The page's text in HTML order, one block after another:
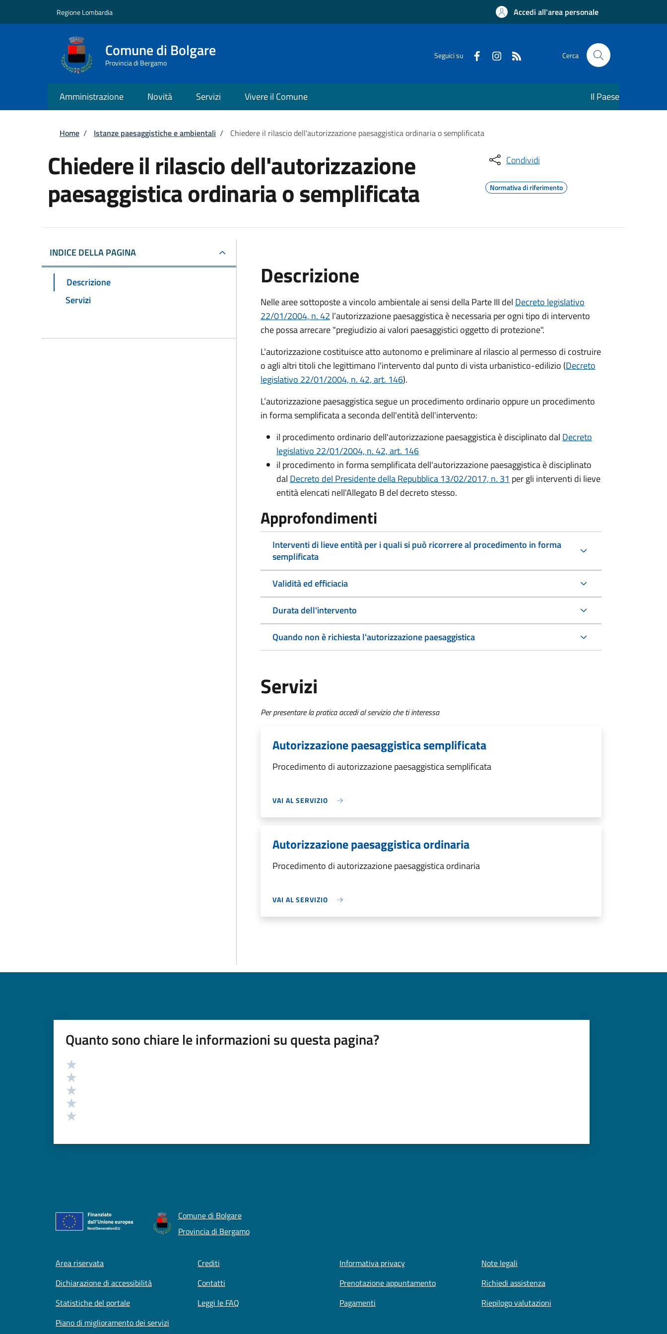
Regione Lombardia Accedi all'area personale
Comune di Bolgare
Provincia di Bergamo
Seguici su Cerca
Amministrazione Novità Servizi Vivere il Comune Il Paese
Briciole di pane
Home / Istanze paesaggistiche e ambientali / Chiedere il rilascio dell'autorizzazione paesaggistica ordinaria o semplificata
Chiedere il rilascio dell'autorizzazione
paesaggistica ordinaria o semplificata
Condividi
Normativa di riferimento
INDICE DELLA PAGINA
Descrizione
Servizi
Descrizione
Nelle aree sottoposte a vincolo ambientale ai sensi della Parte III del Decreto legislativo
22/01/2004, n. 42 l’autorizzazione paesaggistica è necessaria per ogni tipo di intervento
che possa arrecare "pregiudizio ai valori paesaggistici oggetto di protezione".
L'autorizzazione costituisce atto autonomo e preliminare al rilascio al permesso di costruire
o agli altri titoli che legittimano l'intervento dal punto di vista urbanistico-edilizio (Decreto
legislativo 22/01/2004, n. 42, art. 146).
L’autorizzazione paesaggistica segue un procedimento ordinario oppure un procedimento
in forma semplificata a seconda dell'entità dell'intervento:
il procedimento ordinario dell'autorizzazione paesaggistica è disciplinato dal Decreto
legislativo 22/01/2004, n. 42, art. 146
il procedimento in forma semplificata dell'autorizzazione paesaggistica è disciplinato
dal Decreto del Presidente della Repubblica 13/02/2017, n. 31 per gli interventi di lieve
entità elencati nell'Allegato B del decreto stesso.
Approfondimenti
Interventi di lieve entità per i quali si può ricorrere al procedimento in forma
semplificata
Validità ed efficiacia
Durata dell'intervento
Quando non è richiesta l'autorizzazione paesaggistica
Servizi
Per presentare la pratica accedi al servizio che ti interessa
Autorizzazione paesaggistica semplificata
Procedimento di autorizzazione paesaggistica semplificata
VAI AL SERVIZIO
Autorizzazione paesaggistica ordinaria
Procedimento di autorizzazione paesaggistica ordinaria
VAI AL SERVIZIO
Quanto sono chiare le informazioni su questa pagina?
Valutazione
Comune di Bolgare
Provincia di Bergamo
Footer menu
Area riservata Crediti Informativa privacy
Note legali
Dichiarazione di accessibilità
Contatti Prenotazione appuntamento
Richiedi assistenza
Statistiche del portale
Leggi le FAQ Pagamenti
Riepilogo valutazioni
Piano di miglioramento dei servizi